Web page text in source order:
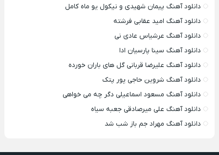
دانلود آهنگ پیمان شهیدی و نیکول یو ماه کامل
دانلود آهنگ امید عقابی فرشته
دانلود آهنگ عرشیاس عادی نی
دانلود آهنگ سینا پارسیان ادا
دانلود آهنگ علیرضا قربانی گل های باران خورده
دانلود آهنگ شروین حاجی پور پتک
دانلود آهنگ مسعود اسماعیلی دگر چه می خواهی
دانلود آهنگ علی میرصادقی جعبه سیاه
دانلود آهنگ مهراد جم باز شب شد